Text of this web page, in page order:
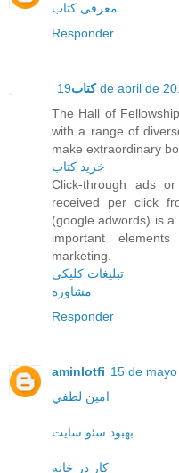
معرفی کتاب
Responder
کتاب19 de abril de
The Hall of
with a range of
make extraordinary
خرید کتاب
Click-through ads
received per click
(google adwords) is
important
marketing.
تبلیغات کلیکی
مشاوره
Responder
aminlotfi 15 de
امين لطفي
بهبود سئو سایت
کار در خانه